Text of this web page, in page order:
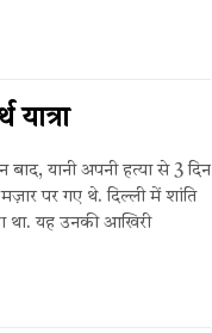
यानी अपनी हत्या से 3 दिन
पर गए थे. दिल्ली में शांति
था. यह उनकी आखिरी